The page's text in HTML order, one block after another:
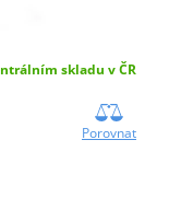
skladu v ČR
Porovnat